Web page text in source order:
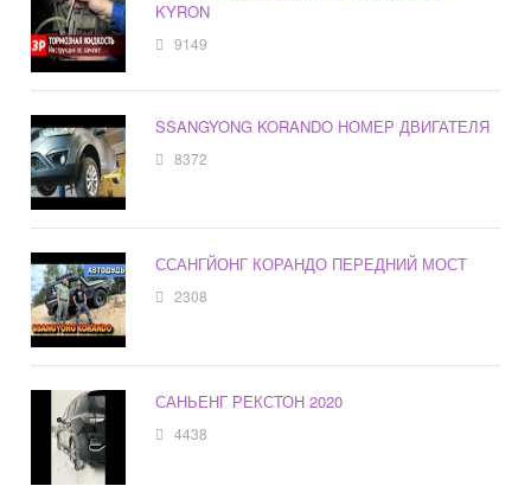
KYRON
9149
SSANGYONG KORANDO НОМЕР ДВИГАТЕЛЯ
8372
ССАНГЙОНГ КОРАНДО ПЕРЕДНИЙ МОСТ
2308
САНЬЕНГ РЕКСТОН 2020
4438